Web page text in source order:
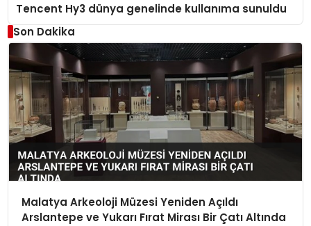
Tencent Hy3 dünya genelinde kullanıma sunuldu
Son Dakika
Malatya Arkeoloji Müzesi Yeniden Açıldı
Arslantepe ve Yukarı Fırat Mirası Bir Çatı Altında